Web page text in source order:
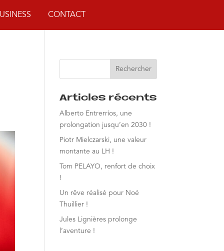
CONTACT
Articles récents
Alberto Entrerríos, une
prolongation jusqu’en 2030 !
Piotr Mielczarski, une valeur
montante au LH !
Tom PELAYO, renfort de choix
!
Un rêve réalisé pour Noé
Thuillier !
Jules Lignières prolonge
l’aventure !